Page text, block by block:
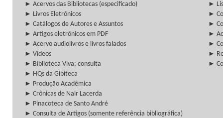
► Acervos das Bibliotecas (especificado)
►
► Livros Eletrônicos
►
► Catálogos de Autores e Assuntos
►
► Artigos eletrônicos em PDF
►
► Acervo audiolivros e livros falados
►
► Vídeos
►
► Biblioteca Viva: consulta
►
► HQs da Gibiteca
► Produção Acadêmica
► Crônicas de Nair Lacerda
► Pinacoteca de Santo André
► Consulta de Artigos (somente referência bibliográfica)